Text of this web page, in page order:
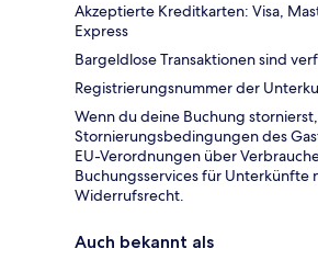
Akzeptierte Kreditkarten: Visa,
Express
Bargeldlose Transaktionen sind
Registrierungsnummer der
Wenn du deine Buchung
Stornierungsbedingungen des
EU-Verordnungen über
Buchungsservices für Unterkünfte
Widerrufsrecht.
Auch bekannt als